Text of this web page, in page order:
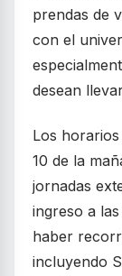
prendas de
con el
desean
Los
10 de la
jornadas
ingreso a
haber
incluyendo